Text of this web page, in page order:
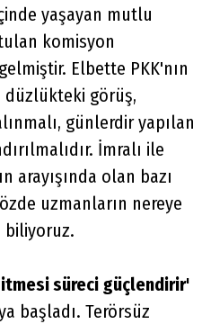
yaşayan mutlu
komisyon
Elbette PKK'nın
görüş,
günlerdir yapılan
İmralı ile
arayışında olan bazı
uzmanların nereye
biliyoruz.
süreci güçlendirir'
başladı. Terörsüz